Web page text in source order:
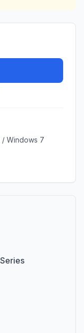
/ Windows 7